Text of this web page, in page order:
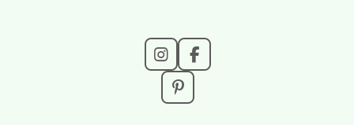
I
n
t
F
a
e
P
i